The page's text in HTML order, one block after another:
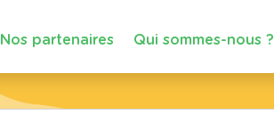
Nos partenaires Qui sommes-nous ?